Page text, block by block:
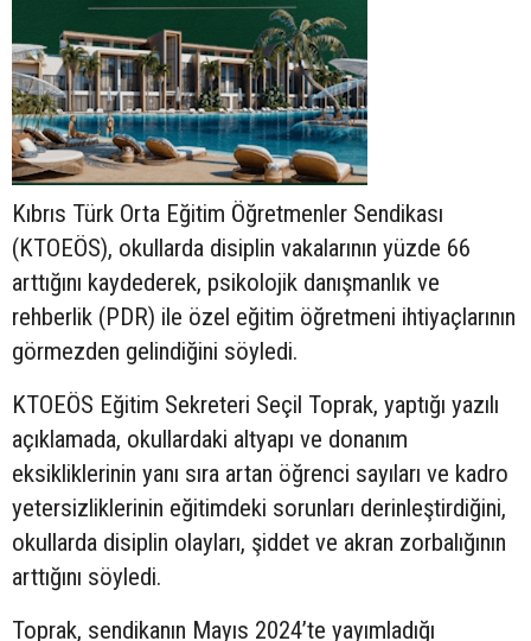
Kıbrıs Türk Orta Eğitim Öğretmenler Sendikası
(KTOEÖS), okullarda disiplin vakalarının yüzde 66
arttığını kaydederek, psikolojik danışmanlık ve
rehberlik (PDR) ile özel eğitim öğretmeni ihtiyaçlarının
görmezden gelindiğini söyledi.
KTOEÖS Eğitim Sekreteri Seçil Toprak, yaptığı yazılı
açıklamada, okullardaki altyapı ve donanım
eksikliklerinin yanı sıra artan öğrenci sayıları ve kadro
yetersizliklerinin eğitimdeki sorunları derinleştirdiğini,
okullarda disiplin olayları, şiddet ve akran zorbalığının
arttığını söyledi.
Toprak, sendikanın Mayıs 2024’te yayımladığı